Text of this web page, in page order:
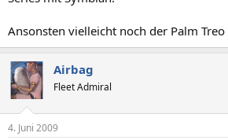
Ansonsten vielleicht noch der Palm Treo
Airbag
Fleet Admiral
4. Juni 2009